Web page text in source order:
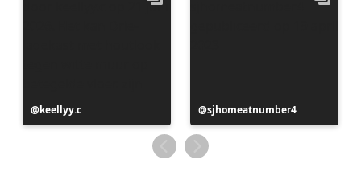
Bericht
gepubliceerd
keellyy.c
Bericht
gepubliceerd
door
sjhomeatnumber4